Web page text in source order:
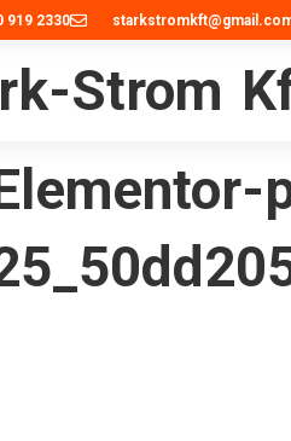
919 2330
Strom